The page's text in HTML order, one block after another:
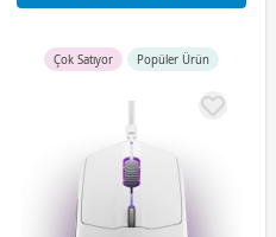
Çok Satıyor Popüler Ürün